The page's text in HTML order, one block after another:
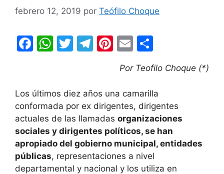
febrero 12, 2019 por Teófilo Choque
F
e
b
o
o
k
W
s
A
p
p
T
er
T
gr
a
m
Pi
nt
er
e
st
E
m
ai
l
o
m
p
ar
tir
Por Teofilo Choque (*)
Los últimos diez años una camarilla
conformada por ex dirigentes, dirigentes
actuales de las llamadas organizaciones
sociales y dirigentes políticos, se han
apropiado del gobierno municipal, entidades
públicas, representaciones a nivel
departamental y nacional y los utiliza en